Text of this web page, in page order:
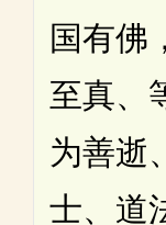
国有佛
至真、
为善逝
士、道